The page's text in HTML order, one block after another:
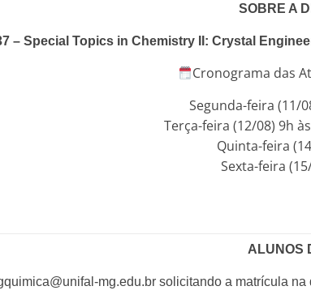
SOBRE A
– Special Topics in Chemistry II: Crystal
Cronograma das
Segunda-feira (11/
Terça-feira (12/08) 9h
Quinta-feira
Sexta-feira
ALUNOS
mg.edu.br solicitando a matrícula na